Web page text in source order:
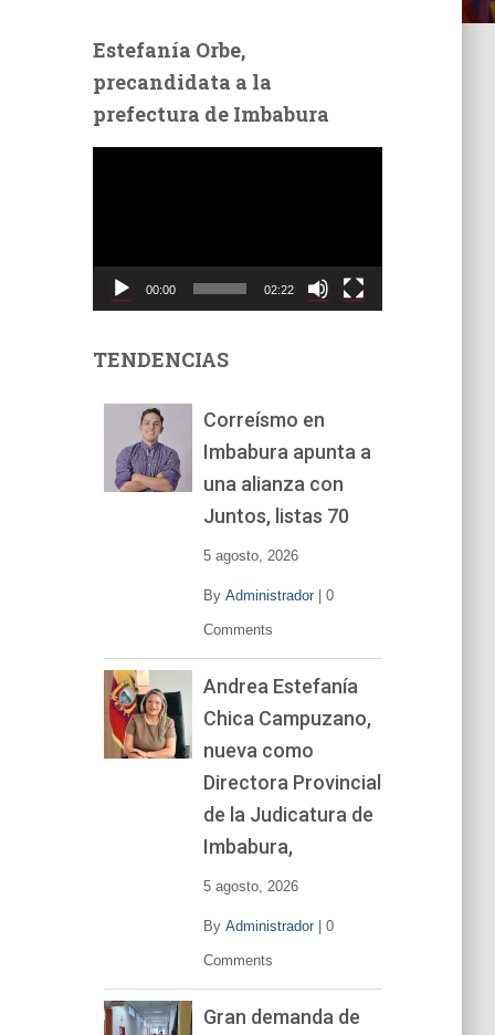
Estefanía Orbe,
precandidata a la
prefectura de Imbabura
t
00:00 02:22
TENDENCIAS
Correísmo en
Imbabura apunta a
una alianza con
Juntos, listas 70
5 agosto, 2026
By Administrador| 0
Comments
Andrea Estefanía
Chica Campuzano,
nueva como
Directora Provincial
de la Judicatura de
Imbabura,
5 agosto, 2026
By Administrador| 0
Comments
Gran demanda de